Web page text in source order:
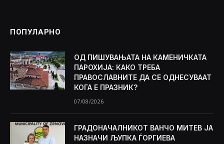
ПОПУЛАРНО
ОД ПИШУВАЊАТА НА КАМЕНИЧКАТА
ПАРОХИЈА: КАКО ТРЕБА
ПРАВОСЛАВНИТЕ ДА СЕ ОДНЕСУВААТ
КОГА Е ПРАЗНИК?
07/08/2026
ГРАДОНАЧАЛНИКОТ ВАНЧО МИТЕВ ЈА
НАЗНАЧИ ЉУПКА ЃОРГИЕВА